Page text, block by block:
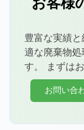
豊富な実績
適な廃棄物
す。 まずは
お問い合